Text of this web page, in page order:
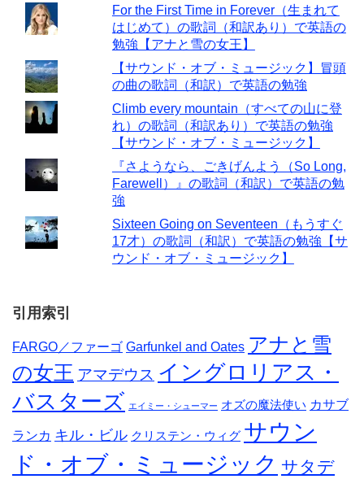
For the First Time in Forever（生まれて
はじめて）の歌詞（和訳あり）で英語の
勉強【アナと雪の女王】
【サウンド・オブ・ミュージック】冒頭
の曲の歌詞（和訳）で英語の勉強
Climb every mountain（すべての山に登
れ）の歌詞（和訳あり）で英語の勉強
【サウンド・オブ・ミュージック】
『さようなら、ごきげんよう（So Long,
Farewell）』の歌詞（和訳）で英語の勉
強
Sixteen Going on Seventeen（もうすぐ
17才）の歌詞（和訳）で英語の勉強【サ
ウンド・オブ・ミュージック】
引用索引
FARGO／ファーゴ Garfunkel and Oates アナと雪
の女王 アマデウス イングロリアス・
バスターズ エイミー・シューマー オズの魔法使い カサブ
ランカ キル・ビル クリステン・ウィグ サウン
ド・オブ・ミュージック サタデ